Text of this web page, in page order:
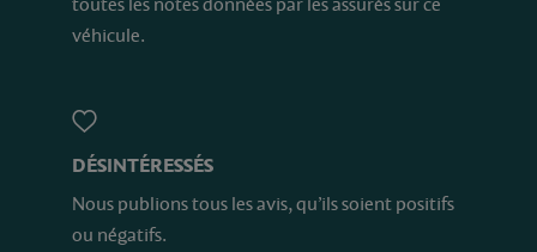
véhicule.
DÉSINTÉRESSÉS
Nous publions tous les avis, qu’ils soient positifs
ou négatifs.